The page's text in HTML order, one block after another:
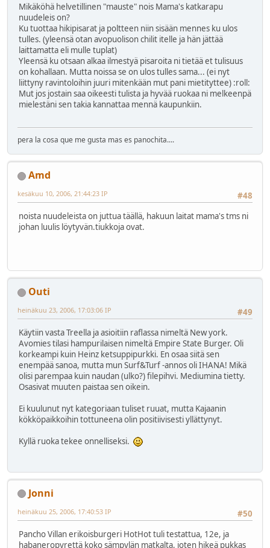
Mikäköhä helvetillinen "mauste" nois Mama's katkarapu
nuudeleis on?
Ku tuottaa hikipisarat ja poltteen niin sisään mennes ku ulos
tulles. (yleensä otan avopuolison chilit itelle ja hän jättää
laittamatta eli mulle tuplat)
Yleensä ku otsaan alkaa ilmestyä pisaroita ni tietää et tulisuus
on kohallaan. Mutta noissa se on ulos tulles sama... (ei nyt
liittyny ravintoloihin juuri mitenkään mut pani mietityttee) :roll:
Mut jos jostain saa oikeesti tulista ja hyvää ruokaa ni melkeenpä
mielestäni sen takia kannattaa mennä kaupunkiin.
pera la cosa que me gusta mas es panochita....
Amd
#48
kesäkuu 10, 2006, 21:44:23 IP
noista nuudeleista on juttua täällä, hakuun laitat mama's tms ni
johan luulis löytyvän.tiukkoja ovat.
Outi
#49
heinäkuu 23, 2006, 17:03:06 IP
Käytiin vasta Treella ja asioitiin raflassa nimeltä New york.
Avomies tilasi hampurilaisen nimeltä Empire State Burger. Oli
korkeampi kuin Heinz ketsuppipurkki. En osaa siitä sen
enempää sanoa, mutta mun Surf&Turf -annos oli IHANA! Mikä
olisi parempaa kuin naudan (ulko?) filepihvi. Mediumina tietty.
Osasivat muuten paistaa sen oikein.
Ei kuulunut nyt kategoriaan tuliset ruuat, mutta Kajaanin
kökköpaikkoihin tottuneena olin positiivisesti yllättynyt.
Kyllä ruoka tekee onnelliseksi.
Jonni
#50
heinäkuu 25, 2006, 17:40:53 IP
Pancho Villan erikoisburgeri HotHot tuli testattua, 12e, ja
habaneropyrettä koko sämpylän matkalta, joten hikeä pukkas